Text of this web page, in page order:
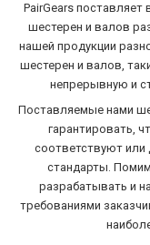
PairGears
шестерен и валов
нашей продукции
шестерен и валов,
непрерывную и
Поставляемые нами
гарантировать,
соответствуют или
стандарты.
разрабатывать и
требованиями